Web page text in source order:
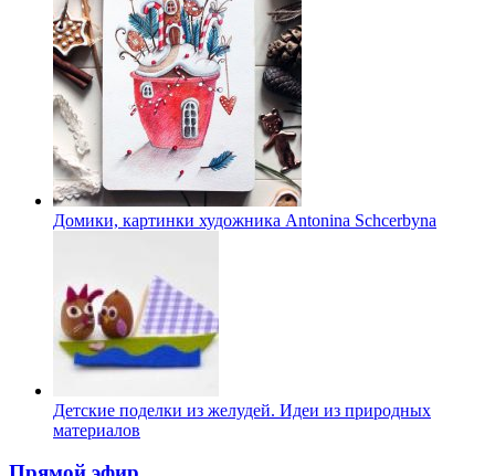
Домики, картинки художника Antonina Schcerbyna
Детские поделки из желудей. Идеи из природных
материалов